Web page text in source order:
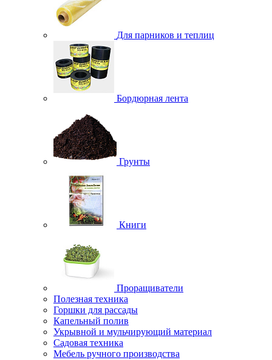
Для парников и теплиц
Бордюрная лента
Грунты
Книги
Проращиватели
Полезная техника
Горшки для рассады
Капельный полив
Укрывной и мульчирующий материал
Садовая техника
Мебель ручного производства